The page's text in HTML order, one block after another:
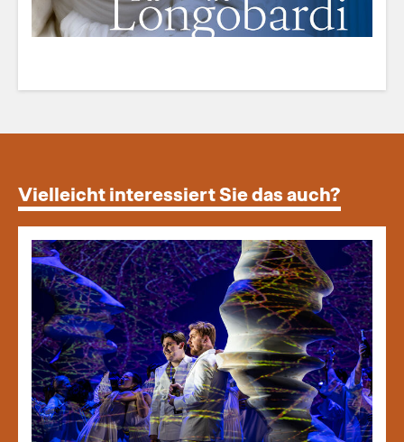
Vielleicht interessiert Sie das auch?